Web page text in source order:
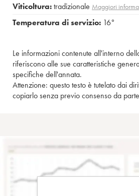
Viticoltura:tradizionale Maggiori
Temperatura di servizio: 16°
Le informazioni contenute all'interno
riferiscono alle sue caratteristiche
specifiche dell'annata.
Attenzione: questo testo è tutelato dai
copiarlo senza previo consenso da